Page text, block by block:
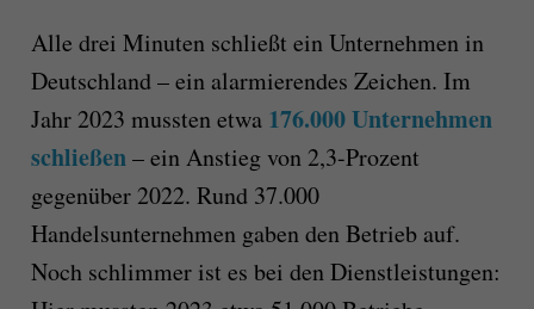
Alle drei Minuten schließt ein Unternehmen in
Deutschland – ein alarmierendes Zeichen. Im
Jahr 2023 mussten etwa 176.000 Unternehmen
schließen– ein Anstieg von 2,3-Prozent
gegenüber 2022. Rund 37.000
Handelsunternehmen gaben den Betrieb auf.
Noch schlimmer ist es bei den Dienstleistungen: